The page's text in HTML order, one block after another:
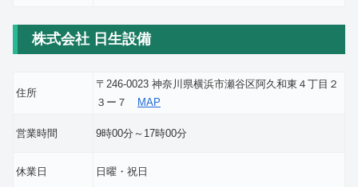
株式会社 日生設備
住所
〒246-0023 神奈川県横浜市瀬谷区阿久和東４丁目２
３ー７
MAP
営業時間 9時00分～17時00分
休業日 日曜・祝日